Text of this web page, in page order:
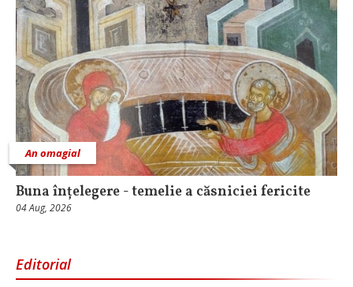
An omagial
Buna înțelegere - temelie a căsniciei fericite
04 Aug, 2026
Editorial